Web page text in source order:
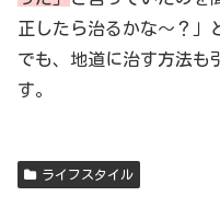
正したら治るかな～？」
でも、地道に治す方法も
す。
ライフスタイル